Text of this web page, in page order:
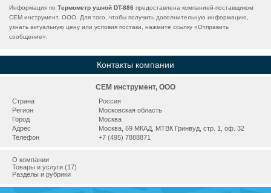
Информация по Термометр ушной DT-886 предоставлена компанией-поставщиком
СЕМ инструмент, ООО. Для того, чтобы получить дополнительную информацию,
узнать актуальную цену или условия постаки, нажмите ссылку «Отправить
сообщение».
Контакты компании
СЕМ инструмент, ООО
Страна
Россия
Регион
Московская область
Город
Москва
Адрес
Москва, 69 МКАД, МТВК Гринвуд, стр. 1, оф. 32
Телефон
+7 (495) 7888871
О компании
Товары и услуги (17)
Разделы и рубрики